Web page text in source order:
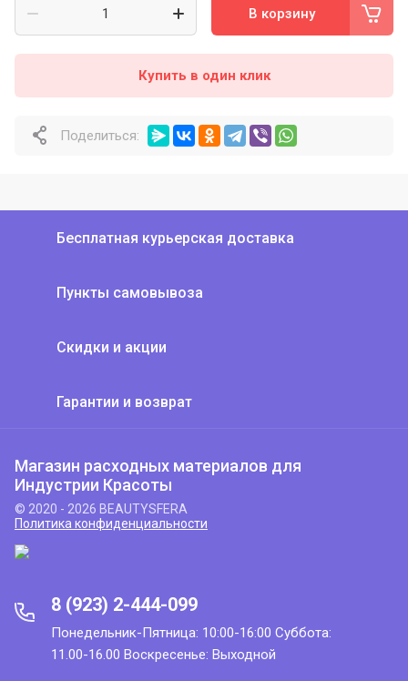
В корзину
Купить в один клик
Поделиться:
Бесплатная курьерская доставка
Пункты самовывоза
Скидки и акции
Гарантии и возврат
Магазин расходных материалов для
Индустрии Красоты
© 2020 - 2026 BEAUTYSFERA
Политика конфиденциальности
8 (923) 2-444-099
Понедельник-Пятница: 10:00-16:00 Суббота:
11.00-16.00 Воскресенье: Выходной